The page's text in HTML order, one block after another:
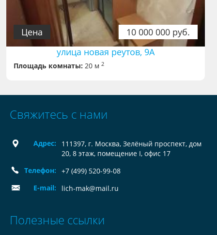
10 000 000 руб.
Цена
улица новая реутов, 9А
Площадь комнаты: 20 м2
Свяжитесь с нами
Адрес:
111397, г. Москва, Зелёный проспект, дом
20, 8 этаж, помещение I, офис 17
Телефон:
+7 (499) 520-99-08
E-mail:
lich-mak@mail.ru
Полезные ссылки